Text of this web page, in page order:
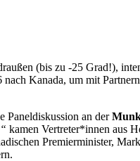
(bis zu -25 Grad!),
Kanada, um mit
Paneldiskussion an der
kamen Vertreter*innen aus
Premierminister,